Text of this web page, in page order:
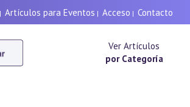
| Artículos para Eventos | Acceso | Contacto
Ver Artículos
por Categoría